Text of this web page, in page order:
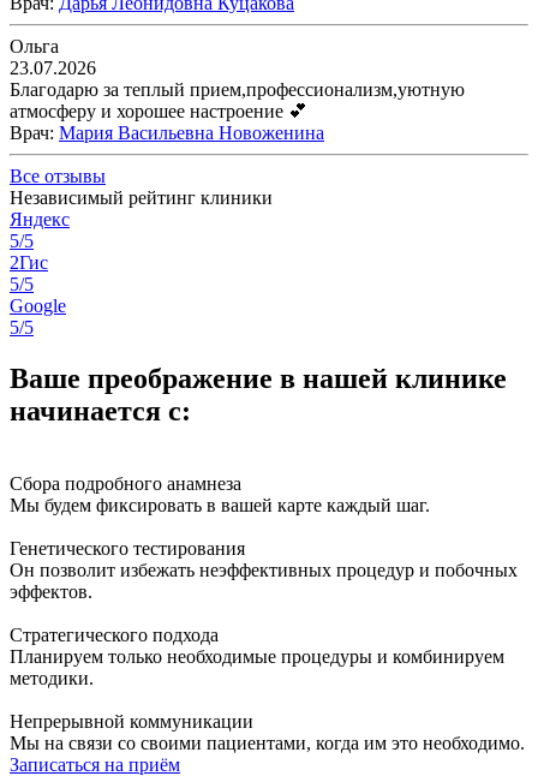
Ольга
23.07.2026
Благодарю за теплый прием,профессионализм,уютную
атмосферу и хорошее настроение 💕
Врач: Мария Васильевна Новоженина
Все отзывы
Независимый рейтинг клиники
Яндекс
5/5
2Гис
5/5
Google
5/5
Ваше преображение в нашей клинике
начинается с:
Сбора подробного анамнеза
Мы будем фиксировать в вашей карте каждый шаг.
Генетического тестирования
Он позволит избежать неэффективных процедур и побочных
эффектов.
Стратегического подхода
Планируем только необходимые процедуры и комбинируем
методики.
Непрерывной коммуникации
Мы на связи со своими пациентами, когда им это необходимо.
Записаться на приём